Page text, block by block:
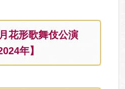
花形歌舞伎公演
年】